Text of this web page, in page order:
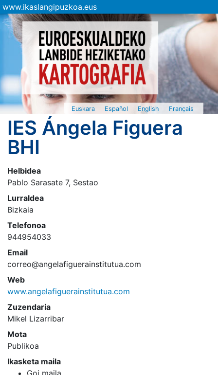
www.ikaslangipuzkoa.eus
Euskara Español English Français
IES Ángela Figuera
BHI
Helbidea
Pablo Sarasate 7, Sestao
Lurraldea
Bizkaia
Telefonoa
944954033
Email
correo@angelafiguerainstitutua.com
Web
www.angelafiguerainstitutua.com
Zuzendaria
Mikel Lizarribar
Mota
Publikoa
Ikasketa maila